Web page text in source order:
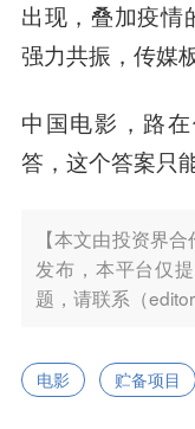
出现，叠加疫情
强力共振，传媒
中国电影，路
答，这个答案只
【本文由投资界
发布，本平台仅
题，请联系（
电影 贮备项目